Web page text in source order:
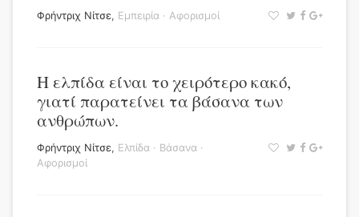
Φρήντριχ Νίτσε, Εμπειρία · Αφορισμοί
Η ελπίδα είναι το χειρότερο κακό,
γιατί παρατείνει τα βάσανα των
ανθρώπων.
Φρήντριχ Νίτσε, Ελπίδα · Βάσανα ·
Αφορισμοί